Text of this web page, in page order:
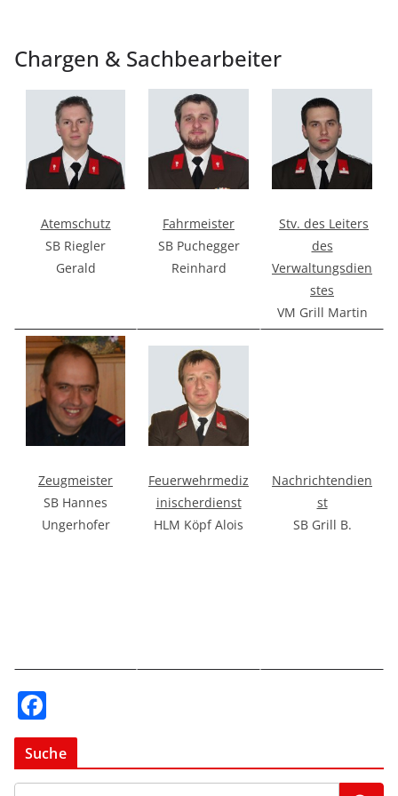
Chargen & Sachbearbeiter
Atemschutz
SB Riegler
Gerald
Fahrmeister
SB Puchegger
Reinhard
Stv. des Leiters
des
Verwaltungsdien
stes
VM Grill Martin
Zeugmeister
SB Hannes
Ungerhofer
Feuerwehrmediz
inischerdienst
HLM Köpf Alois
Nachrichtendien
st
SB Grill B.
a
c
Suche